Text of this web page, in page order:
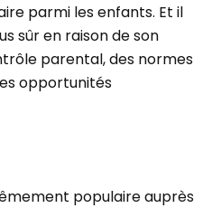
parmi les enfants. Et il
sûr en raison de son
parental, des normes
opportunités
populaire auprès